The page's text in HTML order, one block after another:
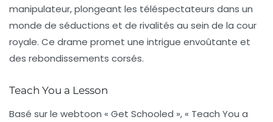
manipulateur, plongeant les téléspectateurs dans un
monde de séductions et de rivalités au sein de la cour
royale. Ce drame promet une intrigue envoûtante et
des rebondissements corsés.
Teach You a Lesson
Basé sur le webtoon « Get Schooled », « Teach You a